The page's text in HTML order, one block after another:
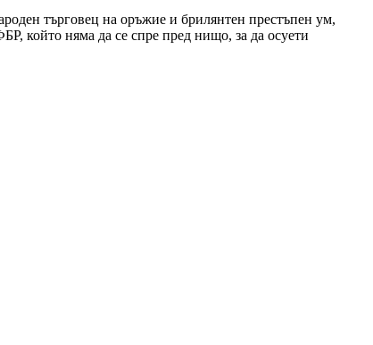
търговец на оръжие и брилянтен престъпен ум,
който няма да се спре пред нищо, за да осуети